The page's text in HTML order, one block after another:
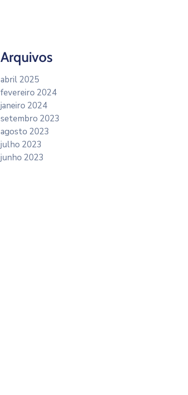
Arquivos
abril 2025
fevereiro 2024
janeiro 2024
setembro 2023
agosto 2023
julho 2023
junho 2023